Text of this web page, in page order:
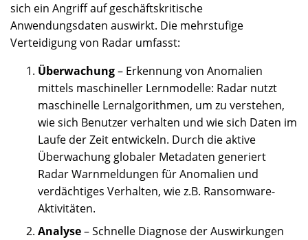
sich ein Angriff auf geschäftskritische
Anwendungsdaten auswirkt. Die mehrstufige
Verteidigung von Radar umfasst:
Überwachung– Erkennung von Anomalien
mittels maschineller Lernmodelle: Radar nutzt
maschinelle Lernalgorithmen, um zu verstehen,
wie sich Benutzer verhalten und wie sich Daten im
Laufe der Zeit entwickeln. Durch die aktive
Überwachung globaler Metadaten generiert
Radar Warnmeldungen für Anomalien und
verdächtiges Verhalten, wie z.B. Ransomware-
Aktivitäten.
Analyse– Schnelle Diagnose der Auswirkungen